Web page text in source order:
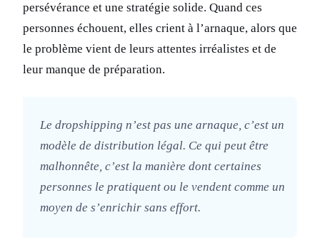
persévérance et une stratégie solide. Quand ces
personnes échouent, elles crient à l’arnaque, alors que
le problème vient de leurs attentes irréalistes et de
leur manque de préparation.
Le dropshipping n’est pas une arnaque, c’est un
modèle de distribution légal. Ce qui peut être
malhonnête, c’est la manière dont certaines
personnes le pratiquent ou le vendent comme un
moyen de s’enrichir sans effort.